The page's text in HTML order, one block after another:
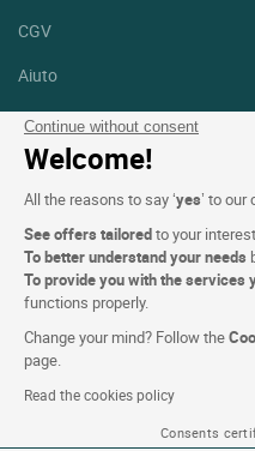
Continue without consent
Welcome!
All the reasons to say ‘yes’ to
See offers tailoredto your
To better understand your needs
To provide you with the services
functions properly.
Change your mind? Follow the
page.
Read the cookies policy
Consents
CGV
Aiuto
Mappa del sito
Crediti fotografici
Facebook
Linkedin